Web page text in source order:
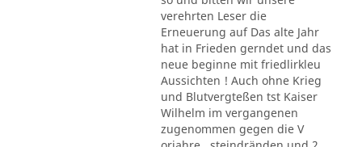
verehrten Leser die
Erneuerung auf Das alte Jahr
hat in Frieden gerndet und das
neue beginne mit friedlirkleu
Aussichten ! Auch ohne Krieg
und Blutvergteßen tst Kaiser
Wilhelm im vergangenen
zugenommen gegen die V